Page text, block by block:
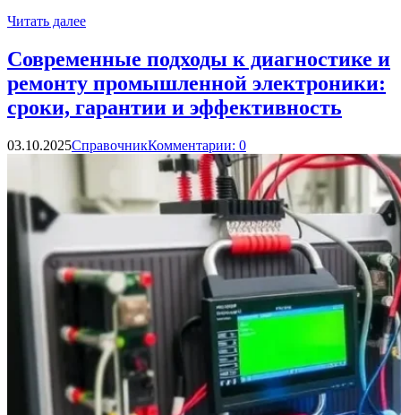
Читать далее
Современные подходы к диагностике и
ремонту промышленной электроники:
сроки, гарантии и эффективность
03.10.2025СправочникКомментарии: 0